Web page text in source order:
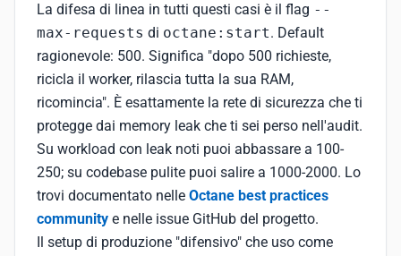
La difesa di linea in tutti questi casi è il flag --
max-requests di octane:start. Default
ragionevole: 500. Significa "dopo 500 richieste,
ricicla il worker, rilascia tutta la sua RAM,
ricomincia". È esattamente la rete di sicurezza che ti
protegge dai memory leak che ti sei perso nell'audit.
Su workload con leak noti puoi abbassare a 100-
250; su codebase pulite puoi salire a 1000-2000. Lo
trovi documentato nelle Octane best practices
community e nelle issue GitHub del progetto.
Il setup di produzione "difensivo" che uso come